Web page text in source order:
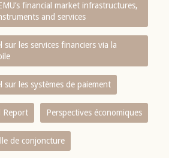
financial market infrastructures,
and services
sur les services financiers via la
sur les systèmes de paiement
Report Perspectives économiques
de conjoncture